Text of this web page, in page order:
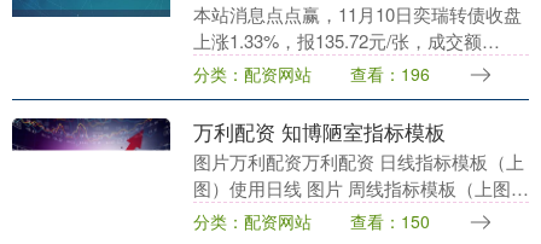
本站消息点点赢，11月10日奕瑞转债收盘
上涨1.33%，报135.72元/张，成交额
3227.21万元，转股溢价率45.76%。 资料
显示，奕瑞转债信用级别为“....
分类：配资网站 查看：196
万利配资 知博陋室指标模板
图片万利配资万利配资 日线指标模板（上
图）使用日线 图片 周线指标模板（上图）
使用周线 图片 月线指标模板（上图）使用
分类：配资网站 查看：150